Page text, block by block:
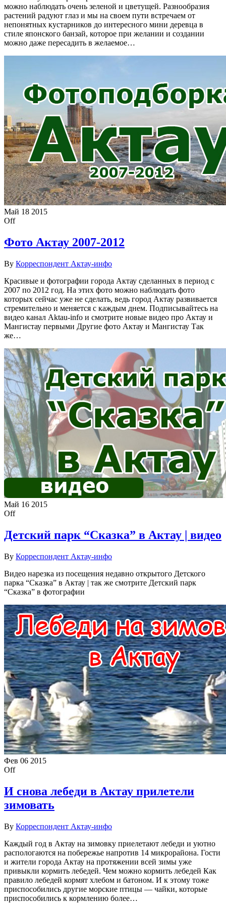
можно наблюдать очень зеленой и цветущей. Разнообразия
растений радуют глаз и мы на своем пути встречаем от
непонятных кустарников до интересного мини деревца в
стиле японского банзай, которое при желании и создании
можно даже пересадить в желаемое…
Май 18 2015
Off
Фото Актау 2007-2012
By Корреспондент Актау-инфо
Красивые и фотографии города Актау сделанных в период с
2007 по 2012 год. На этих фото можно наблюдать фото
которых сейчас уже не сделать, ведь город Актау развивается
стремительно и меняется с каждым днем. Подписывайтесь на
видео канал Aktau-info и смотрите новые видео про Актау и
Мангистау первыми Другие фото Актау и Мангистау Так
же…
Май 16 2015
Off
Детский парк “Сказка” в Актау | видео
By Корреспондент Актау-инфо
Видео нарезка из посещения недавно открытого Детского
парка “Сказка” в Актау | так же смотрите Детский парк
“Сказка” в фотографии
Фев 06 2015
Off
И снова лебеди в Актау прилетели
зимовать
By Корреспондент Актау-инфо
Каждый год в Актау на зимовку приелетают лебеди и уютно
распологаются на побережье напротив 14 микрорайона. Гости
и жители города Актау на протяжении всей зимы уже
привыкли кормить лебедей. Чем можно кормить лебедей Как
правило лебедей кормят хлебом и батоном. И к этому тоже
приспособились другие морские птицы — чайки, которые
приспособились к кормлению более…